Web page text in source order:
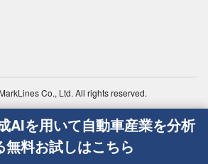
Co., Ltd. All rights reserved.
AIを用いて自動車産業を分析
無料お試しはこちら